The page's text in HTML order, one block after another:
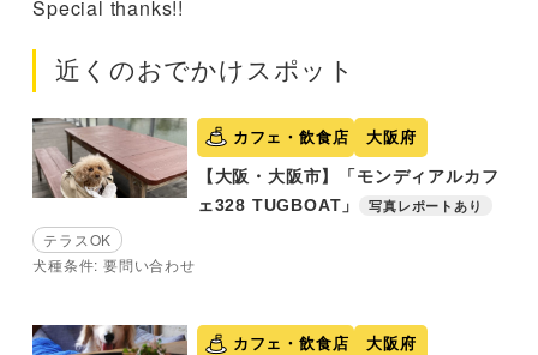
Special thanks!!
近くのおでかけスポット
カフェ・飲食店 大阪府
【大阪・大阪市】「モンディアルカフ
ェ328 TUGBOAT」
写真レポートあり
テラスOK
犬種条件: 要問い合わせ
カフェ・飲食店 大阪府